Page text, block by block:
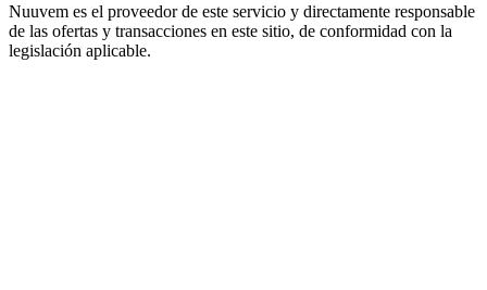
Nuuvem es el proveedor de este servicio y directamente responsable
de las ofertas y transacciones en este sitio, de conformidad con la
legislación aplicable.